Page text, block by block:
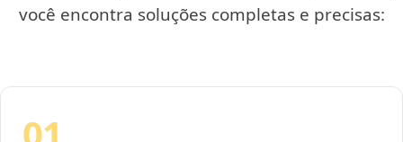
você encontra soluções completas e precisas: